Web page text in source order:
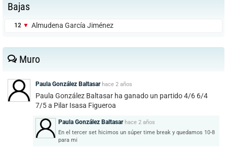
Bajas
12 ▼ Almudena García Jiménez
Muro
Paula González Baltasar hace 2 años
Paula González Baltasar ha ganado un partido 4/6 6/4
7/5 a Pilar Isasa Figueroa
Paula González Baltasar hace 2 años
En el tercer set hicimos un súper time break y quedamos 10-8
para mi